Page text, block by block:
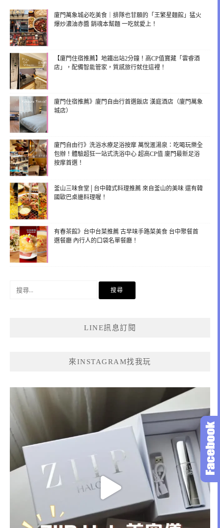
廈門萬象城必吃美食｜排隊也甘願的「王繁星麵館」猛火
爆炒濃油赤醬 銷魂本幫麵 一吃就愛上！
【廈門住宿推薦】地鐵出站2分鐘！高CP值寶藏「雲睿酒
店」，配備智能管家，質感旅行就住這裡！
廈門住宿推薦》廈門自由行首選飯店 漢庭酒店（廈門萬象
城店）
廈門自由行》洗浴水療足浴按摩 萬悅滙湯泉：吃喝玩樂全
包辦！體驗超狂一站式洗浴中心 超高CP值 廈門最新足浴
按摩首選！
釜山三味食堂│台中韓式料理推薦 來自釜山的美味 還有韓
國歐巴桌邊料理喔！
有春茶館》台中台菜推薦 古早味手路菜美食 台中聚餐首
選餐廳 內行人的口袋名單餐廳！
LINE訊息訂閱
來INSTAGRAM找我玩